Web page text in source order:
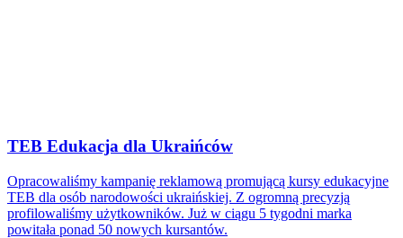
TEB Edukacja dla Ukraińców
Opracowaliśmy kampanię reklamową promującą kursy edukacyjne
TEB dla osób narodowości ukraińskiej. Z ogromną precyzją
profilowaliśmy użytkowników. Już w ciągu 5 tygodni marka
powitała ponad 50 nowych kursantów.